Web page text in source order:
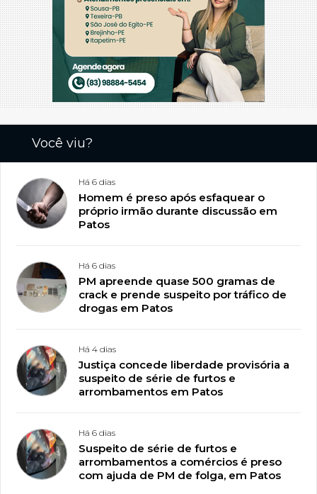
Você viu?
Há 6 dias
Homem é preso após esfaquear o
próprio irmão durante discussão em
Patos
Há 6 dias
PM apreende quase 500 gramas de
crack e prende suspeito por tráfico de
drogas em Patos
Há 4 dias
Justiça concede liberdade provisória a
suspeito de série de furtos e
arrombamentos em Patos
Há 6 dias
Suspeito de série de furtos e
arrombamentos a comércios é preso
com ajuda de PM de folga, em Patos